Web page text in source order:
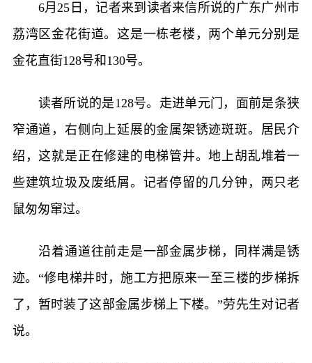
6月25日，记者来到读者来信所说的广东广州市
荔湾区金花街道。这是一栋老楼，两个单元分别是
金花直街128号和130号。
读者所说的是128号。走进单元门，面前是条狭
窄通道，右侧向上延展的金属架锈迹斑斑。居民介
绍，这就是正在修建的电梯管井。地上胡乱堆着一
些建筑垃圾及废纸屑。记者停留的几分钟，两只老
鼠匆匆窜过。
沿着通道往前走是一部金属步梯，同样满是锈
迹。“修电梯井时，施工方把原来一至三楼的步梯拆
了，暂时装了这部金属步梯上下楼。”劳先生对记者
说。